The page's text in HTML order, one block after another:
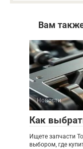
Вам
Новости
Как
Ищете запчасти
выбором, где